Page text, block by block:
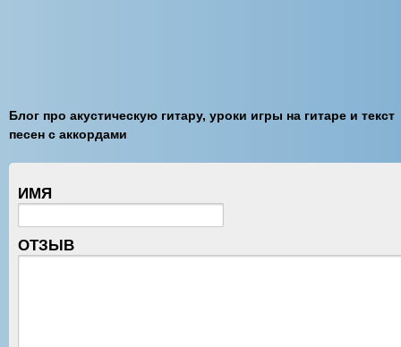
Блог про акустическую гитару, уроки игры на гитаре и текст
песен с аккордами
ИМЯ
ОТЗЫВ